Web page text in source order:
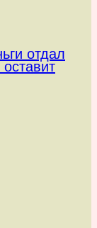
отдал